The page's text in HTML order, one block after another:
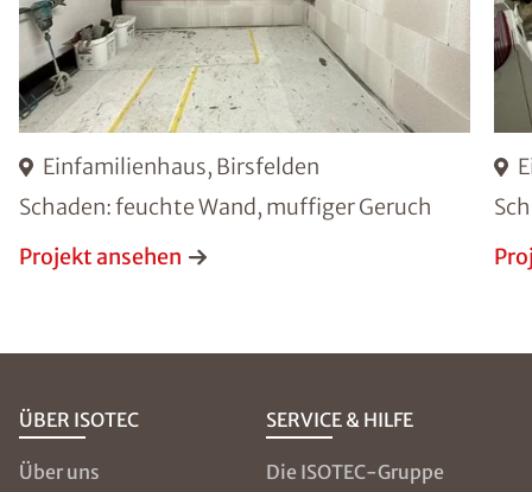
Einfamilienhaus, Birsfelden
Schaden: feuchte Wand, muffiger Geruch
Projekt ansehen
ÜBER ISOTEC
Über uns
SERVICE & HILFE
Die ISOTEC-Gruppe